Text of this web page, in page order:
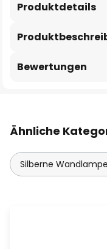
Produktdetails
Bewertungen
Ähnliche
Silberne